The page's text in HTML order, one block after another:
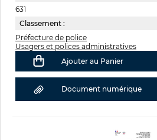
631
Classement :
Préfecture de police
Usagers et polices administratives
Ajouter au Panier
Document numérique